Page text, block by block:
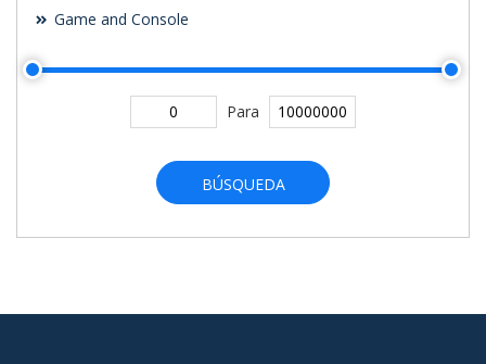
Game and Console
Para
BÚSQUEDA